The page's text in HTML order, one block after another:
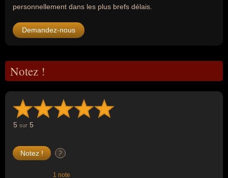
personnellement dans les plus brefs délais.
Demandez-nous
Notez !
5 sur 5
?
1 note